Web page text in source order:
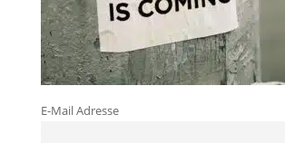
E-Mail Adresse